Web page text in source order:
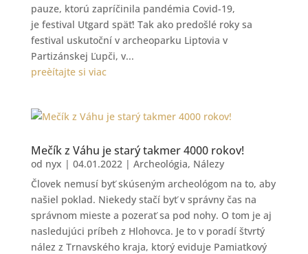
pauze, ktorú zapríčinila pandémia Covid-19,
je festival Utgard späť! Tak ako predošlé roky sa
festival uskutoční v archeoparku Liptovia v
Partizánskej Ľupči, v...
preèítajte si viac
Mečík z Váhu je starý takmer 4000 rokov!
od nyx | 04.01.2022| Archeológia, Nálezy
Človek nemusí byť skúseným archeológom na to, aby
našiel poklad. Niekedy stačí byť v správny čas na
správnom mieste a pozerať sa pod nohy. O tom je aj
nasledujúci príbeh z Hlohovca. Je to v poradí štvrtý
nález z Trnavského kraja, ktorý eviduje Pamiatkový